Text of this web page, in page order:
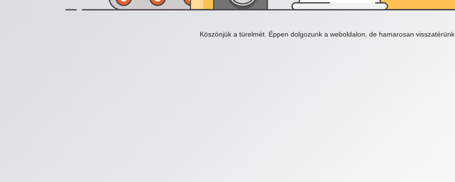
Köszönjük a türelmét. Éppen dolgozunk a weboldalon, de hamarosan visszatérünk.